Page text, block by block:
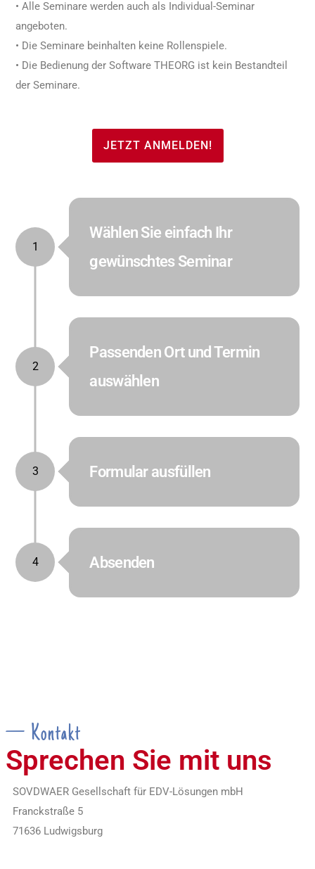
• Alle Seminare werden auch als Individual-Seminar
angeboten.
• Die Seminare beinhalten keine Rollenspiele.
• Die Bedienung der Software THEORG ist kein Bestandteil
der Seminare.
JETZT ANMELDEN!
Wählen Sie einfach Ihr
gewünschtes Seminar
1
Passenden Ort und Termin
auswählen
2
Formular ausfüllen
3
Absenden
4
— Kontakt
Sprechen Sie mit uns
SOVDWAER Gesellschaft für EDV-Lösungen mbH
Franckstraße 5
71636 Ludwigsburg